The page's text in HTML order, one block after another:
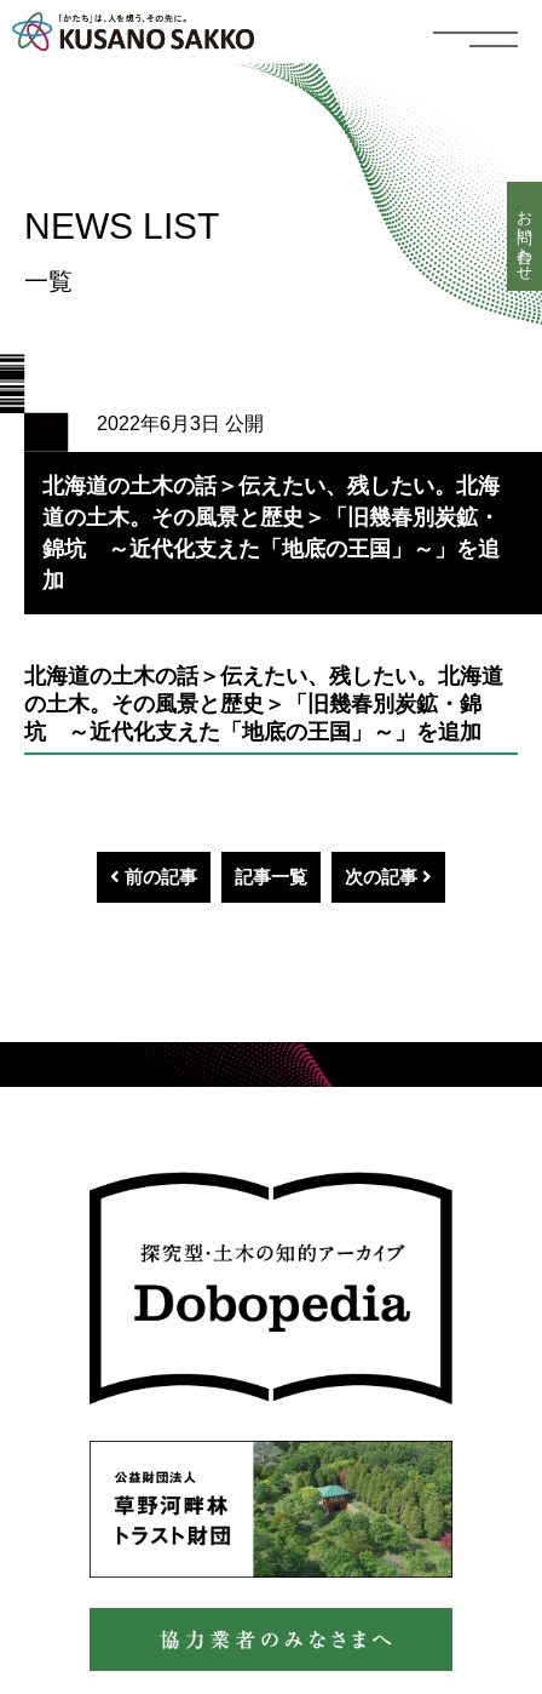
NEWS LIST
一覧
2022年6月3日 公開
北海道の土木の話＞伝えたい、残したい。北海
道の土木。その風景と歴史＞「旧幾春別炭鉱・
錦坑 ～近代化支えた「地底の王国」～」を追
加
北海道の土木の話＞伝えたい、残したい。北海道
の土木。その風景と歴史＞「旧幾春別炭鉱・錦
坑 ～近代化支えた「地底の王国」～」を追加
前の記事 記事一覧 次の記事
お問い合わせ